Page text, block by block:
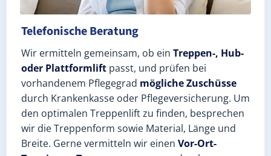
Telefonische Beratung
Wir ermitteln gemeinsam, ob ein Treppen-, Hub-
oder Plattformlift passt, und prüfen bei
vorhandenem Pflegegrad mögliche Zuschüsse
durch Krankenkasse oder Pflegeversicherung. Um
den optimalen Treppenlift zu finden, besprechen
wir die Treppenform sowie Material, Länge und
Breite. Gerne vermitteln wir einen Vor-Ort-